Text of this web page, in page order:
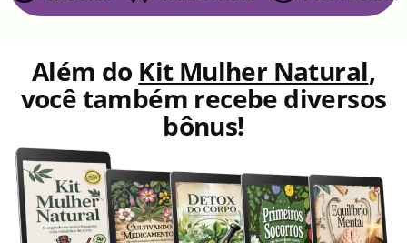
Além do Kit Mulher Natural,
você também recebe diversos
bônus!